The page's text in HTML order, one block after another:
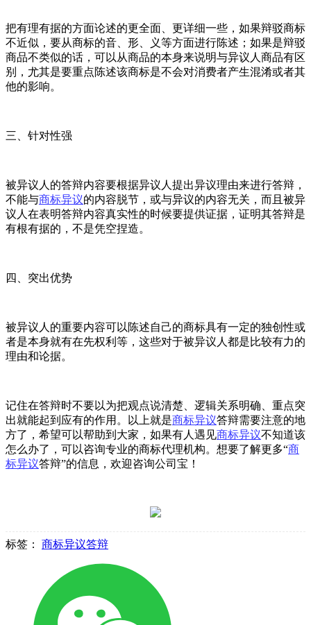
把有理有据的方面论述的更全面、更详细一些，如果辩驳商标
不近似，要从商标的音、形、义等方面进行陈述；如果是辩驳
商品不类似的话，可以从商品的本身来说明与异议人商品有区
别，尤其是要重点陈述该商标是不会对消费者产生混淆或者其
他的影响。
三、针对性强
被异议人的答辩内容要根据异议人提出异议理由来进行答辩，
不能与商标异议的内容脱节，或与异议的内容无关，而且被异
议人在表明答辩内容真实性的时候要提供证据，证明其答辩是
有根有据的，不是凭空捏造。
四、突出优势
被异议人的重要内容可以陈述自己的商标具有一定的独创性或
者是本身就有在先权利等，这些对于被异议人都是比较有力的
理由和论据。
记住在答辩时不要以为把观点说清楚、逻辑关系明确、重点突
出就能起到应有的作用。以上就是商标异议答辩需要注意的地
方了，希望可以帮助到大家，如果有人遇见商标异议不知道该
怎么办了，可以咨询专业的商标代理机构。想要了解更多“商
标异议答辩”的信息，欢迎咨询公司宝！
标签： 商标异议答辩